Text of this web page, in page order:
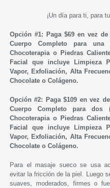
¡Un día para ti, para
Opción #1: Paga $69 en vez
Cuerpo Completo para
Chocoterapia o Piedras
Facial que incluye Limpieza
Vapor, Exfoliación, Alta
Chocolate o Colágeno.
Opción #2: Paga $109 en vez
Cuerpo Completo para dos
Chocoterapia o Piedras
Facial que incluye Limpieza
Vapor, Exfoliación, Alta
Chocolate o Colágeno.
Para el masaje sueco se usa
evitar la fricción de la piel. Luego
suaves, moderados, firmes o